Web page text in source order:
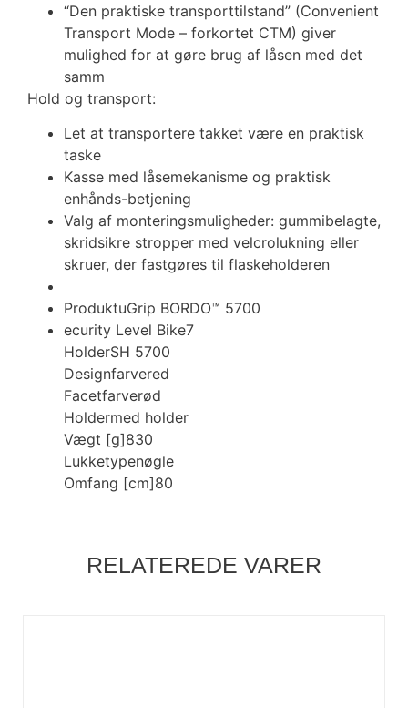
“Den praktiske transporttilstand” (Convenient
Transport Mode – forkortet CTM) giver
mulighed for at gøre brug af låsen med det
samm
Hold og transport:
Let at transportere takket være en praktisk
taske
Kasse med låsemekanisme og praktisk
enhånds-betjening
Valg af monteringsmuligheder: gummibelagte,
skridsikre stropper med velcrolukning eller
skruer, der fastgøres til flaskeholderen
ProduktuGrip BORDO™ 5700
ecurity Level Bike7
HolderSH 5700
Designfarvered
Facetfarverød
Holdermed holder
Vægt [g]830
Lukketypenøgle
Omfang [cm]80
RELATEREDE VARER